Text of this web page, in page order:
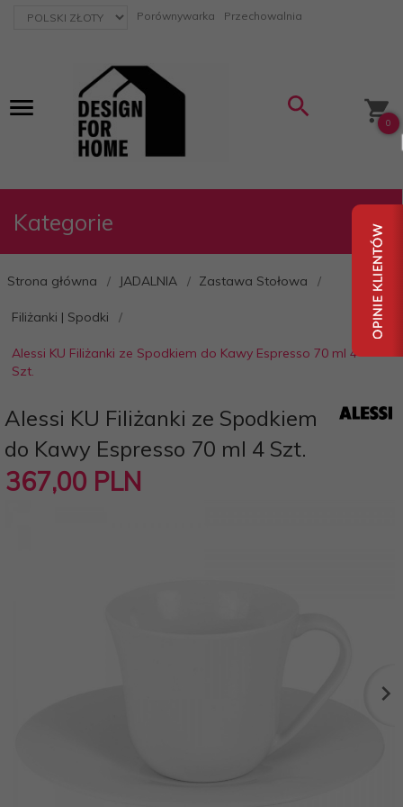
currency_h Porównywarka Przechowalnia
0
Kategorie
Strona główna JADALNIA Zastawa Stołowa
Filiżanki | Spodki
Alessi KU Filiżanki ze Spodkiem do Kawy Espresso 70 ml 4
Szt.
Alessi KU Filiżanki ze Spodkiem
do Kawy Espresso 70 ml 4 Szt.
367,00 PLN